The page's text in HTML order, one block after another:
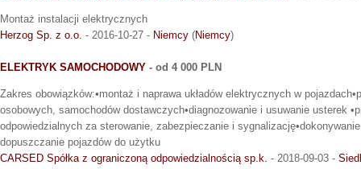
Montaż instalacji elektrycznych
Herzog Sp. z o.o. - 2016-10-27 - Niemcy (Niemcy)
ELEKTRYK SAMOCHODOWY - od 4 000 PLN
Zakres obowiązków:•montaż i naprawa układów elektrycznych w
osobowych, samochodów dostawczych•diagnozowanie i usuwanie usterek
odpowiedzialnych za sterowanie, zabezpieczanie i
dopuszczanie pojazdów do użytku
CARSED Spółka z ograniczoną odpowiedzialnością sp.k. - 2018-09-03 -